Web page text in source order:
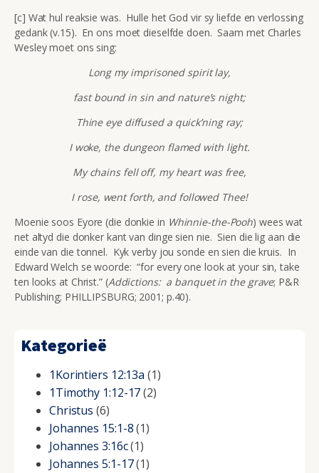
[c] Wat hul reaksie was. Hulle het God vir sy liefde en verlossing
gedank (v.15). En ons moet dieselfde doen. Saam met Charles
Wesley moet ons sing:
Long my imprisoned spirit lay,
fast bound in sin and nature’s night;
Thine eye diffused a quick’ning ray;
I woke, the dungeon flamed with light.
My chains fell off, my heart was free,
I rose, went forth, and followed Thee!
Moenie soos Eyore (die donkie in Whinnie-the-Pooh) wees wat
net altyd die donker kant van dinge sien nie. Sien die lig aan die
einde van die tonnel. Kyk verby jou sonde en sien die kruis. In
Edward Welch se woorde: “for every one look at your sin, take
ten looks at Christ.” (Addictions: a banquet in the grave; P&R
Publishing; PHILLIPSBURG; 2001; p.40).
Kategorieë
1Korintiers 12:13a (1)
1Timothy 1:12-17(2)
Christus (6)
Johannes 15:1-8(1)
Johannes 3:16c(1)
Johannes 5:1-17(1)